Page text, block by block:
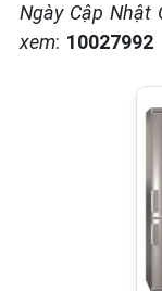
Ngày Cập Nhật
xem: 10027992